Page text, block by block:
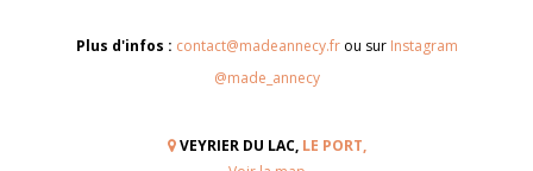
Plus d'infos : contact@madeannecy.frou sur Instagram
@made_annecy
VEYRIER DU LAC, LE PORT,